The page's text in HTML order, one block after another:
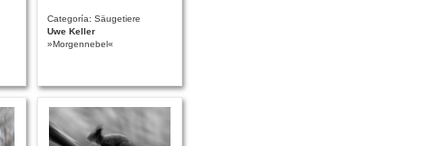
Categoría: Säugetiere
Uwe Keller
»Morgennebel«